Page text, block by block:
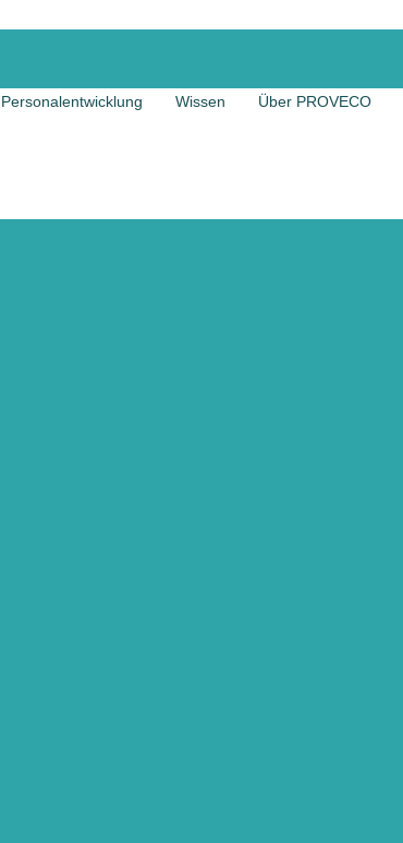
Wissen Über PROVECO